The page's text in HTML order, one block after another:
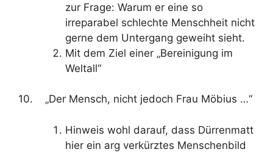
zur Frage: Warum er eine so
irreparabel schlechte Menschheit nicht
gerne dem Untergang geweiht sieht.
Mit dem Ziel einer „Bereinigung im
Weltall“
10. „Der Mensch, nicht jedoch Frau Möbius …“
Hinweis wohl darauf, dass Dürrenmatt
hier ein arg verkürztes Menschenbild